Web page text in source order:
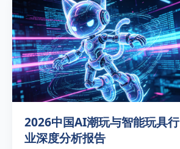
2026中国AI潮玩与智能玩具行
业深度分析报告